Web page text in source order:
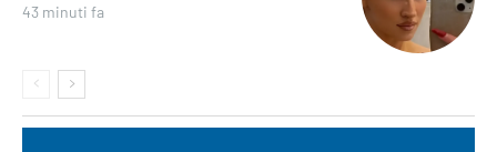
43 minuti fa